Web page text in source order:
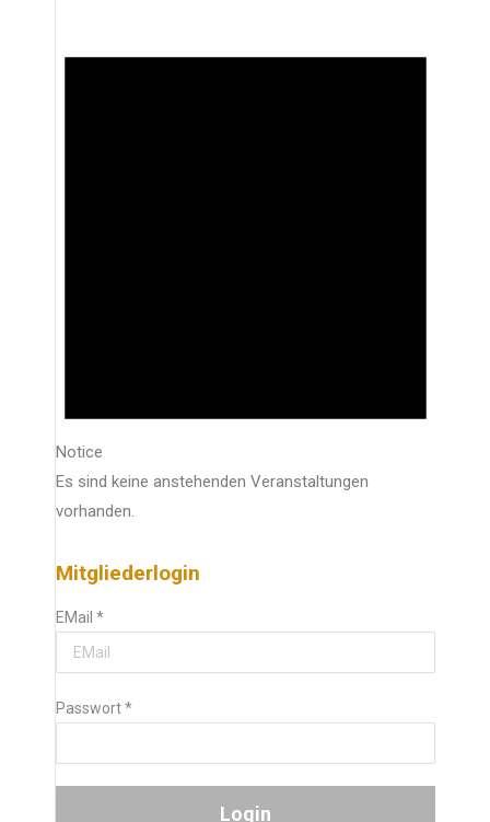
Notice
Es sind keine anstehenden Veranstaltungen
vorhanden.
Mitgliederlogin
EMail *
Passwort*